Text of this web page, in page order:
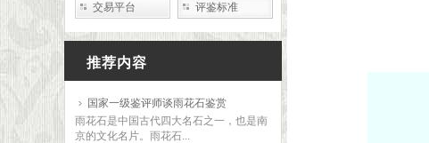
交易平台 评鉴标准
推荐内容
国家一级鉴评师谈雨花石鉴赏
雨花石是中国古代四大名石之一，也是南
京的文化名片。雨花石...